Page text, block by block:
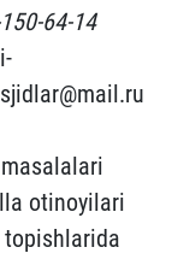
64-14
otinoyilari
topishlarida